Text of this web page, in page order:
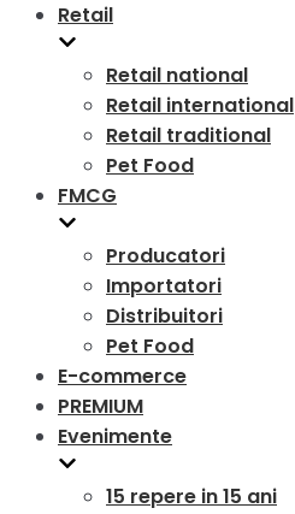
Retail
Retail national
Retail international
Retail traditional
Pet Food
FMCG
Producatori
Importatori
Distribuitori
Pet Food
E-commerce
PREMIUM
Evenimente
15 repere in 15 ani